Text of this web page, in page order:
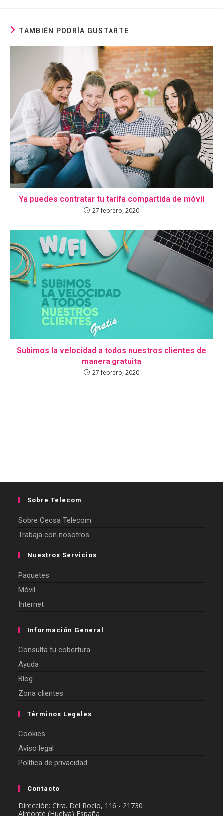
TAMBIÉN PODRÍA GUSTARTE
Ya puedes contratar tu tarifa compartida de móvil
27 febrero, 2020
Subimos la velocidad a todos nuestros clientes de
manera gratuita
27 febrero, 2020
Sobre Telecom
Sobre Cecsa Telecom
Trabaja con nosotros
Nuestros Servicios
Paquetes
Móvil
Internet
Información General
Consulta tu cobertura
Ayuda
Blog
Zona clientes
Términos Legales
Cookies
Aviso legal
Política de privacidad
Contacto
Dirección: Ctra. Del Rocío, 116 - 21730
Almonte (Huelva) España